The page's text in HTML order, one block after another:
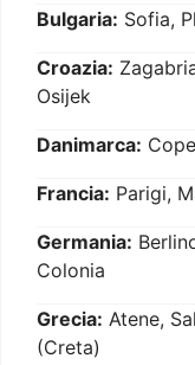
Bulgaria: Sofia,
Croazia:
Osijek
Danimarca:
Francia: Parigi,
Germania:
Colonia
Grecia: Atene,
(Creta)